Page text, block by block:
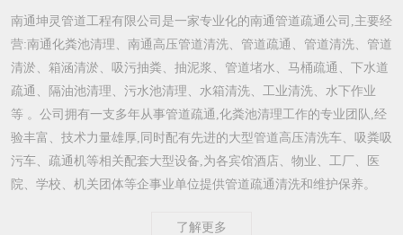
南通坤灵管道工程有限公司是一家专业化的南通管道疏通公司,主要经
营:南通化粪池清理、南通高压管道清洗、管道疏通、管道清洗、管道
清淤、箱涵清淤、吸污抽粪、抽泥浆、管道堵水、马桶疏通、下水道
疏通、隔油池清理、污水池清理、水箱清洗、工业清洗、水下作业
等 。公司拥有一支多年从事管道疏通,化粪池清理工作的专业团队,经
验丰富、技术力量雄厚,同时配有先进的大型管道高压清洗车、吸粪吸
污车、疏通机等相关配套大型设备,为各宾馆酒店、物业、工厂、医
院、学校、机关团体等企事业单位提供管道疏通清洗和维护保养。
了解更多